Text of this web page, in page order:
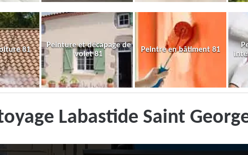
81
Peinture et décapage de
volet 81
Peintre en bâtiment 81
Labastide Saint